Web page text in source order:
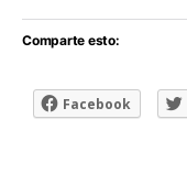
Comparte esto:
Facebook